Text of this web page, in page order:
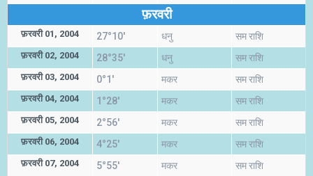
फ़रवरी
फ़रवरी 01, 2004 27°10' धनु सम राशि
फ़रवरी 02, 2004 28°35' धनु सम राशि
फ़रवरी 03, 2004 0°1' मकर सम राशि
फ़रवरी 04, 2004 1°28' मकर सम राशि
फ़रवरी 05, 2004 2°56' मकर सम राशि
फ़रवरी 06, 2004 4°25' मकर सम राशि
फ़रवरी 07, 2004 5°55' मकर सम राशि